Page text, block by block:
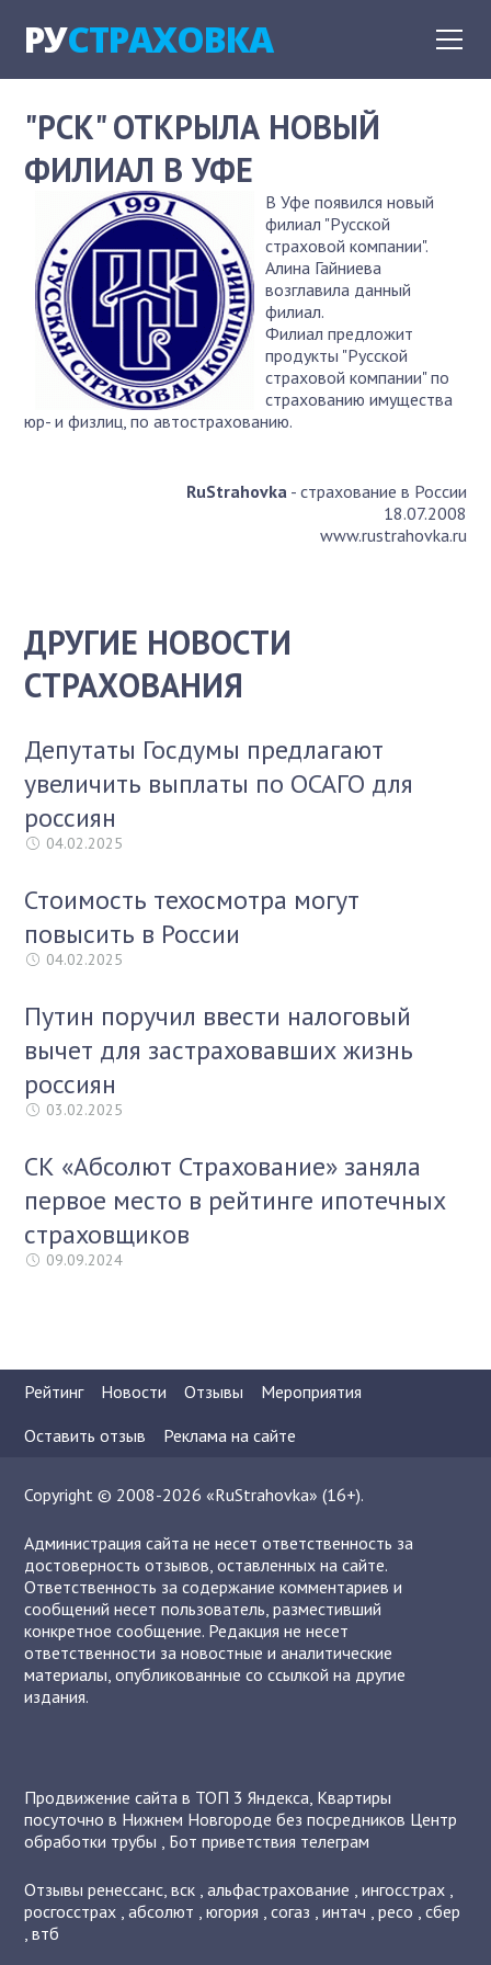
РУСТРАХОВКА
"РСК" ОТКРЫЛА НОВЫЙ
ФИЛИАЛ В УФЕ
В Уфе появился новый
филиал "Русской
страховой компании".
Алина Гайниева
возглавила данный
филиал.
Филиал предложит
продукты "Русской
страховой компании" по
страхованию имущества
юр- и физлиц, по автострахованию.
RuStrahovka- страхование в России
18.07.2008
www.rustrahovka.ru
ДРУГИЕ НОВОСТИ
СТРАХОВАНИЯ
Депутаты Госдумы предлагают
увеличить выплаты по ОСАГО для
россиян
04.02.2025
Стоимость техосмотра могут
повысить в России
04.02.2025
Путин поручил ввести налоговый
вычет для застраховавших жизнь
россиян
03.02.2025
СК «Абсолют Страхование» заняла
первое место в рейтинге ипотечных
страховщиков
09.09.2024
Рейтинг Новости Отзывы
Мероприятия
Оставить отзыв
Реклама на сайте
Copyright © 2008-2026 «RuStrahovka» (16+).
Администрация сайта не несет ответственность за
достоверность отзывов, оставленных на сайте.
Ответственность за содержание комментариев и
сообщений несет пользователь, разместивший
конкретное сообщение. Редакция не несет
ответственности за новостные и аналитические
материалы, опубликованные со ссылкой на другие
издания.
Продвижение сайта в ТОП 3 Яндекса, Квартиры
посуточно в Нижнем Новгороде без посредников Центр
обработки трубы , Бот приветствия телеграм
Отзывыренессанс,вск ,альфастрахование ,ингосстрах ,
росгосстрах ,абсолют ,югория ,согаз ,интач ,ресо ,сбер
,втб